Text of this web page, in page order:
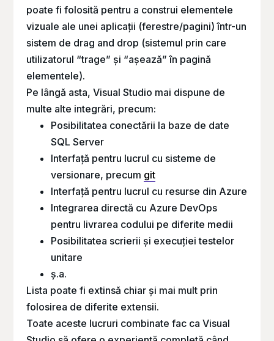
poate fi folosită pentru a construi elementele
vizuale ale unei aplicații (ferestre/pagini) într-un
sistem de drag and drop (sistemul prin care
utilizatorul “trage” și “așează” în pagină
elementele).
Pe lângă asta, Visual Studio mai dispune de
multe alte integrări, precum:
Posibilitatea conectării la baze de date
SQL Server
Interfață pentru lucrul cu sisteme de
versionare, precum git
Interfață pentru lucrul cu resurse din Azure
Integrarea directă cu Azure DevOps
pentru livrarea codului pe diferite medii
Posibilitatea scrierii și execuției testelor
unitare
ș.a.
Lista poate fi extinsă chiar și mai mult prin
folosirea de diferite extensii.
Toate aceste lucruri combinate fac ca Visual